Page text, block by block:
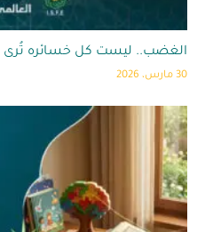
الغضب.. ليست كل خسائره تُرى
30 مارس، 2026